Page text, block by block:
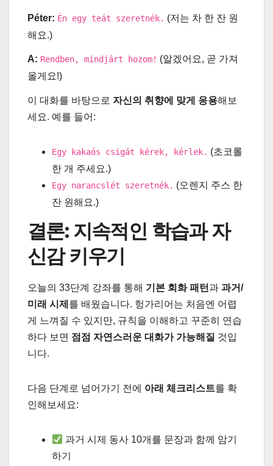
Péter: Én egy teát szeretnék. (저는 차 한 잔 원
해요.)
A: Rendben, mindjárt hozom! (알겠어요, 곧 가져
올게요!)
이 대화를 바탕으로 자신의 취향에 맞게 응용해보
세요. 예를 들어:
Egy kakaós csigát kérek, kérlek. (초코롤
한 개 주세요.)
Egy narancslét szeretnék. (오렌지 주스 한
잔 원해요.)
결론: 지속적인 학습과 자
신감 키우기
오늘의 33단계 강좌를 통해 기본 회화 패턴 과 과거/
미래 시제 를 배웠습니다. 헝가리어는 처음엔 어렵
게 느껴질 수 있지만, 규칙을 이해하고 꾸준히 연습
하다 보면 점점 자연스러운 대화가 가능해질 것입
니다.
다음 단계로 넘어가기 전에 아래 체크리스트를 확
인해보세요:
과거 시제 동사 10개를 문장과 함께 암기
하기